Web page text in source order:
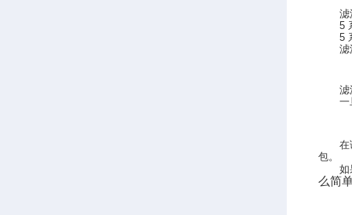
滤
5
5
滤
滤
一
在
包。
如
么简